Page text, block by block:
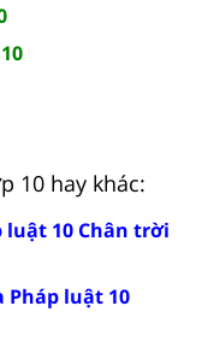
10 hay khác:
luật 10 Chân trời
Pháp luật 10